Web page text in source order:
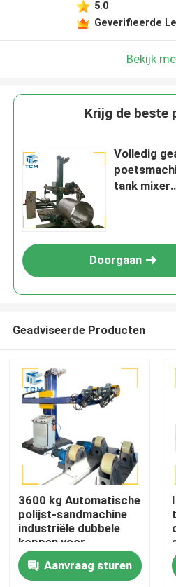
Huis
Producten
5.0
Geverifieerde
Bekijk
Krijg de beste
Volledig
tank mixer
Doorgaan
Geadviseerde Producten
3600 kg Automatische
polijst-sandmachine
industriële dubbele
koppen voor
tankvaartuigen
Aanvraag sturen